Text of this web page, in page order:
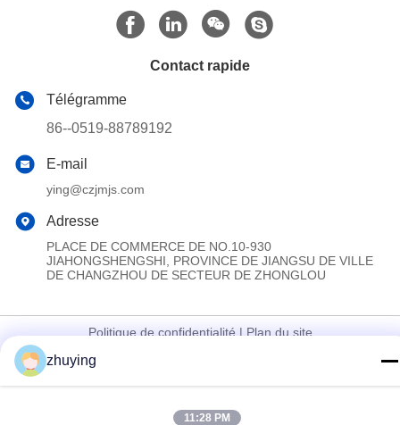
Contact rapide
Télégramme
86--0519-88789192
E-mail
ying@czjmjs.com
Adresse
PLACE DE COMMERCE DE NO.10-930
JIAHONGSHENGSHI, PROVINCE DE JIANGSU DE VILLE
DE CHANGZHOU DE SECTEUR DE ZHONGLOU
Politique de confidentialité| Plan du site
La Chine est bonne. Qualité Grandes vessies de glace de
zhuying
11:28 PM